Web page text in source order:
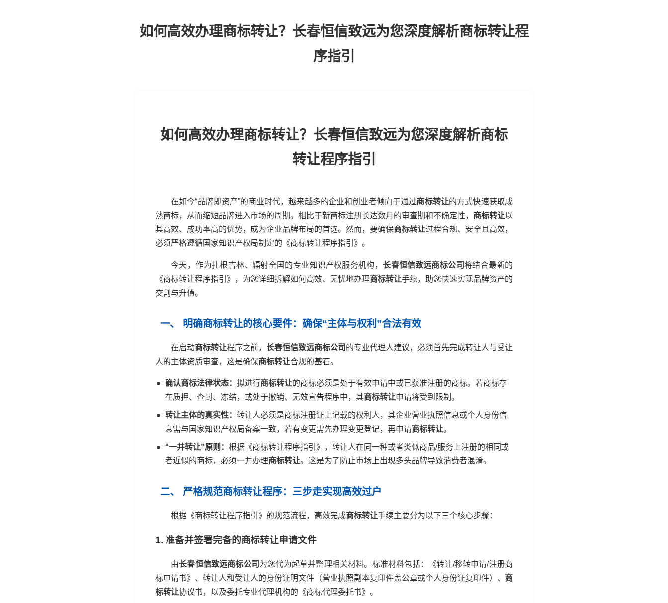
如何高效办理商标转让？长春恒信致远为您深度解析商标转让程
序指引
如何高效办理商标转让？长春恒信致远为您深度解析商标
转让程序指引
在如今“品牌即资产”的商业时代，越来越多的企业和创业者倾向于通过商标转让的方式快速获取成
熟商标，从而缩短品牌进入市场的周期。相比于新商标注册长达数月的审查期和不确定性， 商标转让以
其高效、成功率高的优势，成为企业品牌布局的首选。然而，要确保商标转让过程合规、安全且高效，
必须严格遵循国家知识产权局制定的《商标转让程序指引》。
今天，作为扎根吉林、辐射全国的专业知识产权服务机构， 长春恒信致远商标公司将结合最新的
《商标转让程序指引》，为您详细拆解如何高效、无忧地办理商标转让手续，助您快速实现品牌资产的
交割与升值。
一、 明确商标转让的核心要件：确保“主体与权利”合法有效
在启动商标转让程序之前， 长春恒信致远商标公司 的专业代理人建议，必须首先完成转让人与受让
人的主体资质审查，这是确保商标转让合规的基石。
确认商标法律状态： 拟进行商标转让的商标必须是处于有效申请中或已获准注册的商标。若商标存
在质押、查封、冻结，或处于撤销、无效宣告程序中，其商标转让申请将受到限制。
转让主体的真实性： 转让人必须是商标注册证上记载的权利人，其企业营业执照信息或个人身份信
息需与国家知识产权局备案一致，若有变更需先办理变更登记，再申请商标转让。
“一并转让”原则： 根据《商标转让程序指引》，转让人在同一种或者类似商品/服务上注册的相同或
者近似的商标，必须一并办理商标转让。这是为了防止市场上出现多头品牌导致消费者混淆。
二、 严格规范商标转让程序：三步走实现高效过户
根据《商标转让程序指引》的规范流程，高效完成商标转让手续主要分为以下三个核心步骤：
1. 准备并签署完备的商标转让申请文件
由长春恒信致远商标公司 为您代为起草并整理相关材料。标准材料包括：《转让/移转申请/注册商
标申请书》、转让人和受让人的身份证明文件（营业执照副本复印件盖公章或个人身份证复印件）、 商
标转让协议书，以及委托专业代理机构的《商标代理委托书》。